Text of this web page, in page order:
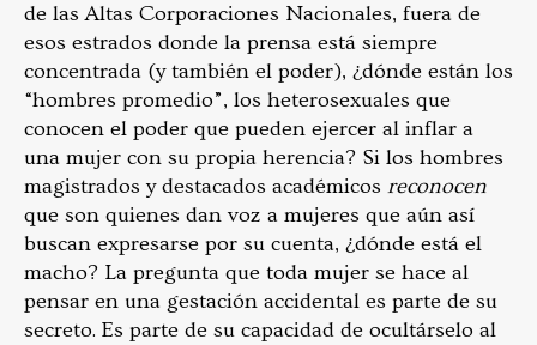
de las Altas Corporaciones Nacionales, fuera de
esos estrados donde la prensa está siempre
concentrada (y también el poder), ¿dónde están los
“hombres promedio”, los heterosexuales que
conocen el poder que pueden ejercer al inflar a
una mujer con su propia herencia? Si los hombres
magistrados y destacados académicos reconocen
que son quienes dan voz a mujeres que aún así
buscan expresarse por su cuenta, ¿dónde está el
macho? La pregunta que toda mujer se hace al
pensar en una gestación accidental es parte de su
secreto. Es parte de su capacidad de ocultárselo al